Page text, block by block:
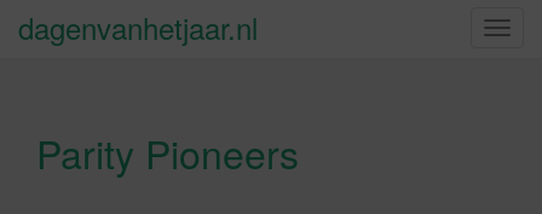
S
dagenvanhetjaar.nl
Parity Pioneers